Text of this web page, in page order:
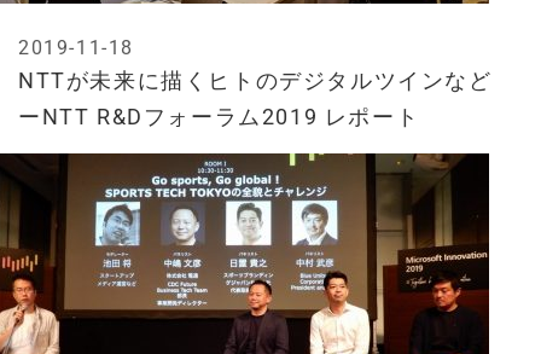
NTTが未来に描くヒトのデジタルツインなど
ーNTT R&Dフォーラム2019 レポート
2019-11-18